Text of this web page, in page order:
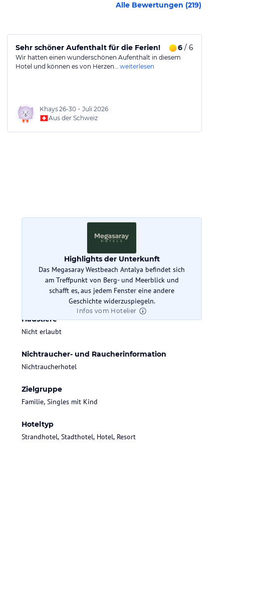
Alle Bewertungen (219)
Sehr schöner Aufenthalt für die Ferien! 6/ 6
Wir hatten einen wunderschönen Aufenthalt in diesem
Hotel und können es von Herzen… weiterlesen
Khays26-30 • Juli 2026
Aus der Schweiz
Highlights der Unterkunft
Das Megasaray Westbeach Antalya befindet sich
am Treffpunkt von Berg- und Meerblick und
schafft es, aus jedem Fenster eine andere
Geschichte widerzuspiegeln.
Infos vom Hotelier
Check-In
Check-Out
bis 12:00 Uhr
Haustiere
Nicht erlaubt
Nichtraucher- und Raucherinformation
Nichtraucherhotel
Zielgruppe
Familie, Singles mit Kind
Hoteltyp
Strandhotel, Stadthotel, Hotel, Resort